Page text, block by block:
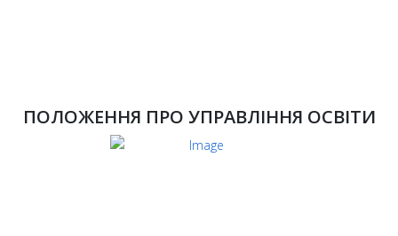
ПОЛОЖЕННЯ ПРО УПРАВЛІННЯ ОСВІТИ